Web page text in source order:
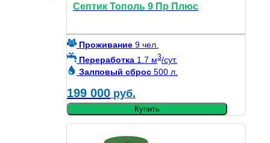
Септик Тополь 9 Пр Плюс
Проживание 9 чел.
Переработка 1.7 м3/сут.
Залповый сброс 500 л.
199 000 руб.
Купить